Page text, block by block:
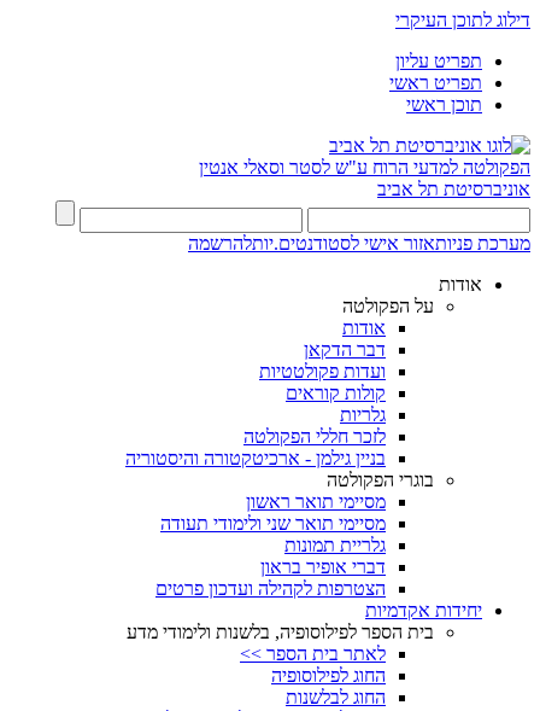
דילוג לתוכן העיקרי
תפריט עליון
תפריט ראשי
תוכן ראשי
הפקולטה למדעי הרוח ע"ש לסטר וסאלי אנטין
אוניברסיטת תל אביב
מערכת פניותאזור אישי לסטודנטים.יותלהרשמה
אודות
על הפקולטה
אודות
דבר הדקאן
ועדות פקולטטיות
קולות קוראים
גלריות
לזכר חללי הפקולטה
בניין גילמן - ארכיטקטורה והיסטוריה
בוגרי הפקולטה
מסיימי תואר ראשון
מסיימי תואר שני ולימודי תעודה
גלריית תמונות
דברי אופיר בראון
הצטרפות לקהילה ועדכון פרטים
יחידות אקדמיות
בית הספר לפילוסופיה, בלשנות ולימודי מדע
לאתר בית הספר >>
החוג לפילוסופיה
החוג לבלשנות